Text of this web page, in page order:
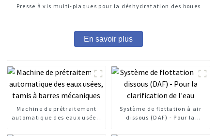
Presse à vis multi-plaques pour la déshydratation des boues
En savoir plus
Machine de prétraitement
automatique des eaux usées,
Système de flottation à air
dissous (DAF) - Pour la